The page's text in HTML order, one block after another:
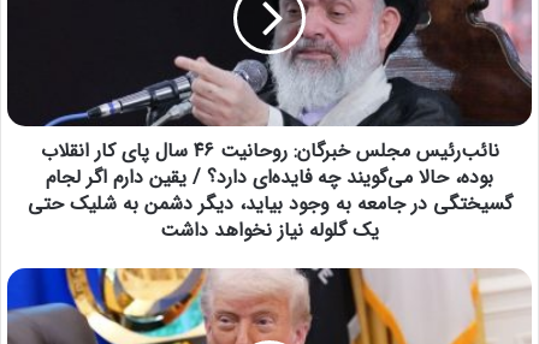
نائب‌رئیس مجلس خبرگان: روحانیت ۴۶ سال پای کار انقلاب
بوده، حالا می‌گویند چه فایده‌ای دارد؟ / یقین دارم اگر لجام
گسیختگی در جامعه به وجود بیاید، دیگر دشمن به شلیک حتی
یک گلوله نیاز نخواهد داشت